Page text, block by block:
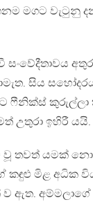
මගට වැටුනු
සිය
ෆීනික්ස්
උතුරා ඉහිරී යයි.
වූ තවත් යමක්
මිළ අධික
ඇත.